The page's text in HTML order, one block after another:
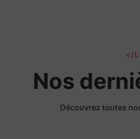
</
Nos
Découvrez toutes